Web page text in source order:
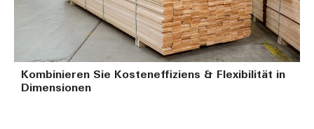
Kombinieren Sie Kosteneffiziens & Flexibilität in
Dimensionen